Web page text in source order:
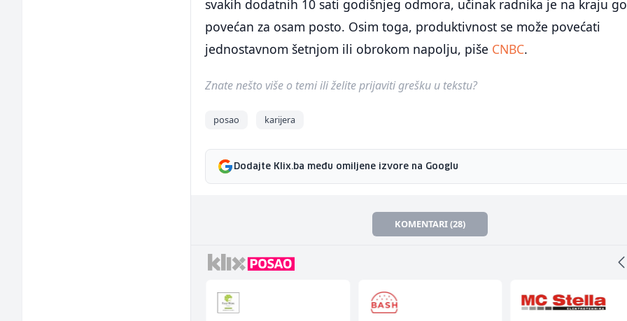
svakih dodatnih 10 sati godišnjeg odmora, učinak radnika je na kraju
povećan za osam posto. Osim toga, produktivnost se može povećati
jednostavnom šetnjom ili obrokom napolju, piše CNBC.
Znate nešto više o temi ili želite prijaviti grešku u tekstu?
posao karijera
Dodajte Klix.ba među omiljene izvore na Googlu
KOMENTARI (28)